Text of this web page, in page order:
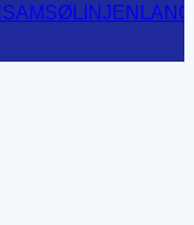
SAMSØLINJEN